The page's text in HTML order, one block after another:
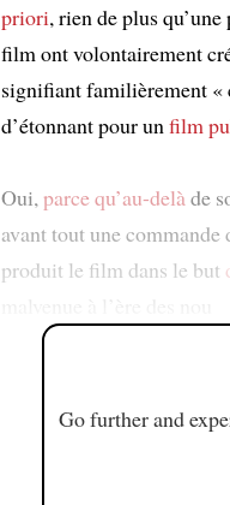
priori, rien de plus
film ont volontairement
signifiant familièrement «
d’étonnant pour un film
Oui, parce qu’au-delà de
avant tout une
produit le film dans le but
Go further and